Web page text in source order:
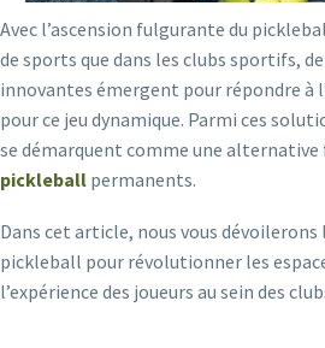
Avec l’ascension fulgurante du
de sports que dans les clubs sportifs,
innovantes émergent pour répondre à
pour ce jeu dynamique. Parmi ces
se démarquent comme une alternative
pickleball permanents.
Dans cet article, nous vous
pickleball pour révolutionner les
l’expérience des joueurs au sein des